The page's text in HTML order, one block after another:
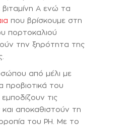
Α ενώ τα
που βρίσκουμε στη
πορτοκαλιού
την ξηρότητα της
από μέλι με
προβιοτικά του
τις
αποκαθιστούν τη
του PH. Με το